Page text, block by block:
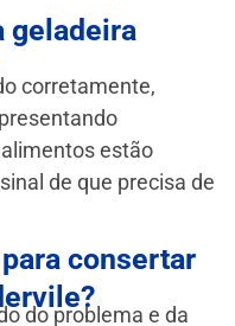
geladeira
corretamente,
estão
de que precisa de
consertar
do problema e da